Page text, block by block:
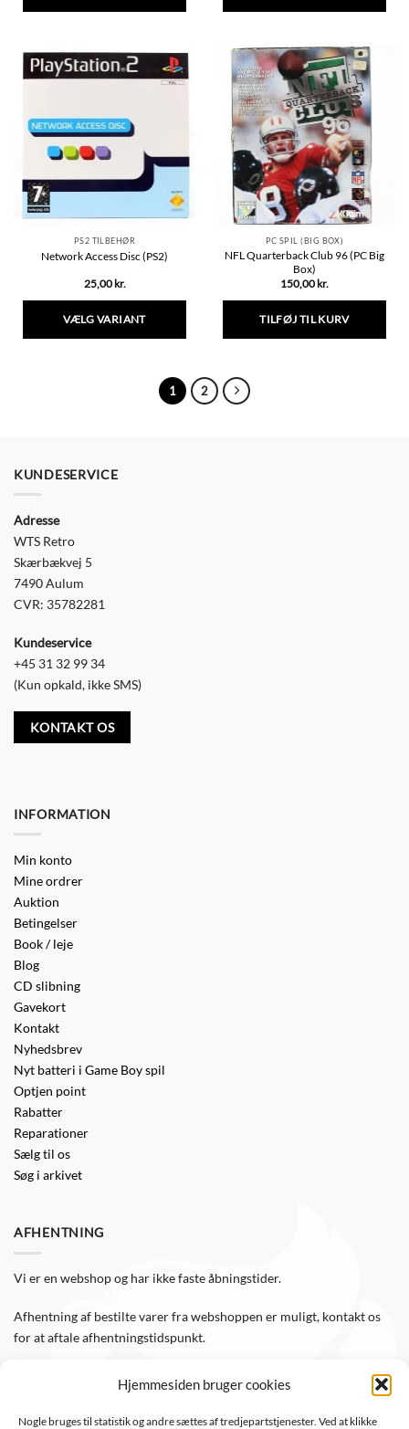
Hjemmesiden bruger cookies
Nogle bruges til statistik og andre sættes af tredjepartstjenester. Ved at klikke
PS2 TILBEHØR
Network Access Disc (PS2)
25,00 kr.
VÆLG VARIANT
vælges
PC SPIL (BIG BOX)
NFL Quarterback Club 96 (PC Big
Box)
150,00 kr.
TILFØJ TIL KURV
1 2
KUNDESERVICE
Adresse
WTS Retro
Skærbækvej 5
7490 Aulum
CVR: 35782281
Kundeservice
+45 31 32 99 34
(Kun opkald, ikke SMS)
KONTAKT OS
INFORMATION
Min konto
Mine ordrer
Auktion
Betingelser
Book / leje
Blog
CD slibning
Gavekort
Kontakt
Nyhedsbrev
Nyt batteri i Game Boy spil
Optjen point
Rabatter
Reparationer
Sælg til os
Søg i arkivet
AFHENTNING
Vi er en webshop og har ikke faste åbningstider.
Afhentning af bestilte varer fra webshoppen er muligt, kontakt os
for at aftale afhentningstidspunkt.